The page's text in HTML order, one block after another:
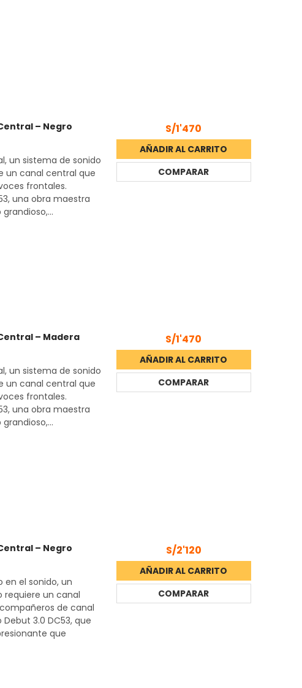
– Negro
un sistema de sonido
un canal central que
frontales.
una obra maestra
S/1'470
AÑADIR AL CARRITO
COMPARAR
– Madera
un sistema de sonido
un canal central que
frontales.
una obra maestra
S/1'470
AÑADIR AL CARRITO
COMPARAR
– Negro
en el sonido, un
un canal
de canal
3.0 DC53, que
que
S/2'120
AÑADIR AL CARRITO
COMPARAR